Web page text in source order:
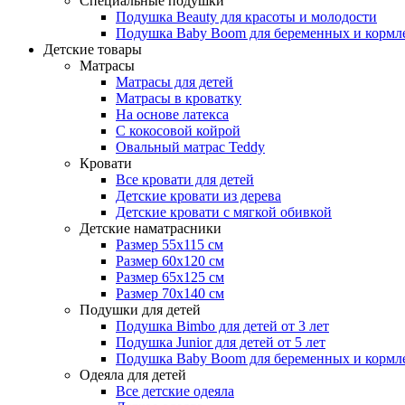
Подушка Beauty для красоты и молодости
Подушка Baby Boom для беременных и
Детские товары
Матрасы
Матрасы для детей
Матрасы в кроватку
На основе латекса
С кокосовой койрой
Овальный матрас Teddy
Кровати
Все кровати для детей
Детские кровати из дерева
Детские кровати с мягкой обивкой
Детские наматрасники
Размер 55x115 см
Размер 60x120 см
Размер 65x125 см
Размер 70x140 см
Подушки для детей
Подушка Bimbo для детей от 3 лет
Подушка Junior для детей от 5 лет
Подушка Baby Boom для беременных и
Одеяла для детей
Все детские одеяла